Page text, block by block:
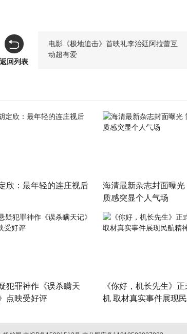
电影《极地追击》首映礼李治廷阿拉蕾互
动超有爱
返回列表
欣：最年轻的连庄视后
海清最新杂志封面曝光
质感突显个人气场
犯罪神作《误杀瞒天
点映受好评
《你好，机长先生》
机 取材真实事件展现